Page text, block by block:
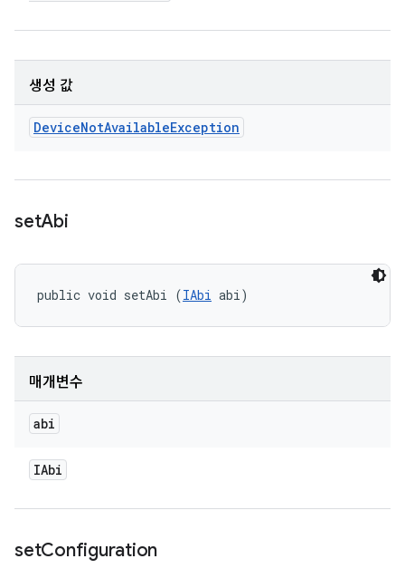
생성 값
DeviceNotAvailableException
setAbi
public void setAbi (IAbi abi)
매개변수
abi
IAbi
setConfiguration